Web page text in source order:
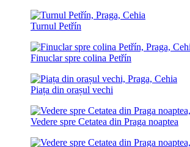
Turnul Petřín
Finuclar spre colina Petřín
Piața din orașul vechi
Vedere spre Cetatea din Praga noaptea